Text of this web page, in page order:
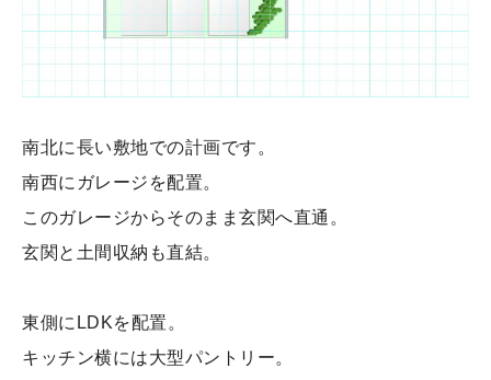
南北に長い敷地での計画です。
南西にガレージを配置。
このガレージからそのまま玄関へ直通。
玄関と土間収納も直結。
東側にLDKを配置。
キッチン横には大型パントリー。